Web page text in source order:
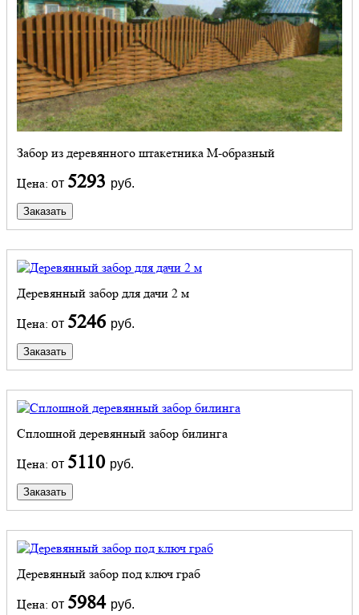
Забор из деревянного штакетника М-образный
Цена: от 5293 руб.
Заказать
Деревянный забор для дачи 2 м
Цена: от 5246 руб.
Заказать
Сплошной деревянный забор билинга
Цена: от 5110 руб.
Заказать
Деревянный забор под ключ граб
Цена: от 5984 руб.